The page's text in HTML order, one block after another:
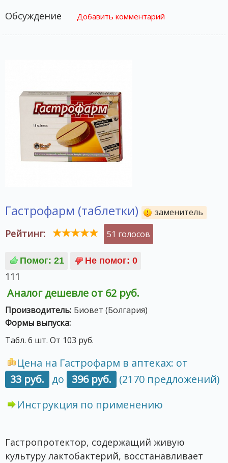
Обсуждение
Добавить комментарий
Гастрофарм (таблетки) заменитель
Рейтинг: 51 голосов
111
Аналог дешевле от 62 руб.
Производитель: Биовет (Болгария)
Формы выпуска:
Табл. 6 шт. От 103 руб.
Цена на Гастрофарм в аптеках: от
33 руб.
до 396 руб.
(2170 предложений)
Инструкция по применению
Гастропротектор, содержащий живую
культуру лактобактерий, восстанавливает